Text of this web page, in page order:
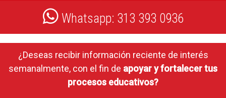
Whatsapp: 313 393 0936
¿Deseas recibir información reciente de interés
semanalmente, con el fin de apoyar y fortalecer tus
procesos educativos?